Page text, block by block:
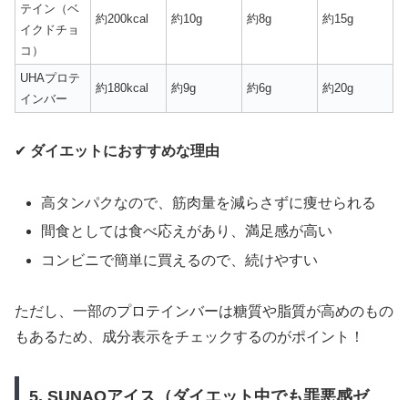
テイン（ベ
イクドチョ
コ）
約200kcal 約10g 約8g 約15g
UHAプロテ
インバー
約180kcal 約9g 約6g 約20g
✔ ダイエットにおすすめな理由
高タンパクなので、筋肉量を減らさずに痩せられる
間食としては食べ応えがあり、満足感が高い
コンビニで簡単に買えるので、続けやすい
ただし、一部のプロテインバーは糖質や脂質が高めのもの
もあるため、成分表示をチェックするのがポイント！